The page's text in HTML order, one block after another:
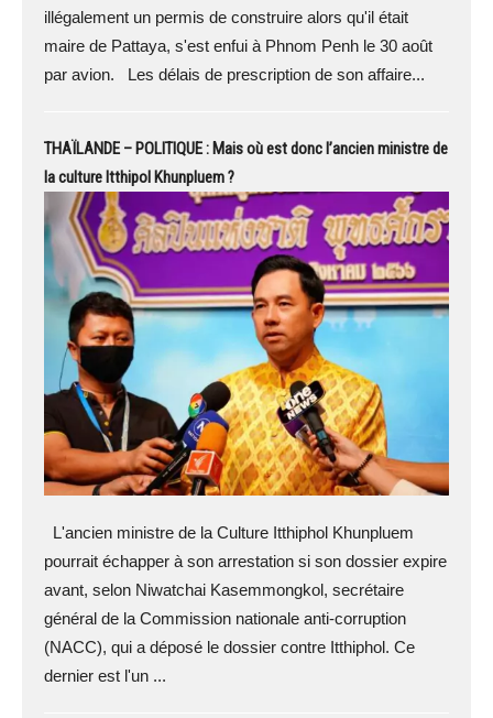
illégalement un permis de construire alors qu'il était
maire de Pattaya, s'est enfui à Phnom Penh le 30 août
par avion. Les délais de prescription de son affaire...
THAÏLANDE – POLITIQUE : Mais où est donc l’ancien ministre de
la culture Itthipol Khunpluem ?
L'ancien ministre de la Culture Itthiphol Khunpluem
pourrait échapper à son arrestation si son dossier expire
avant, selon Niwatchai Kasemmongkol, secrétaire
général de la Commission nationale anti-corruption
(NACC), qui a déposé le dossier contre Itthiphol. Ce
dernier est l'un ...